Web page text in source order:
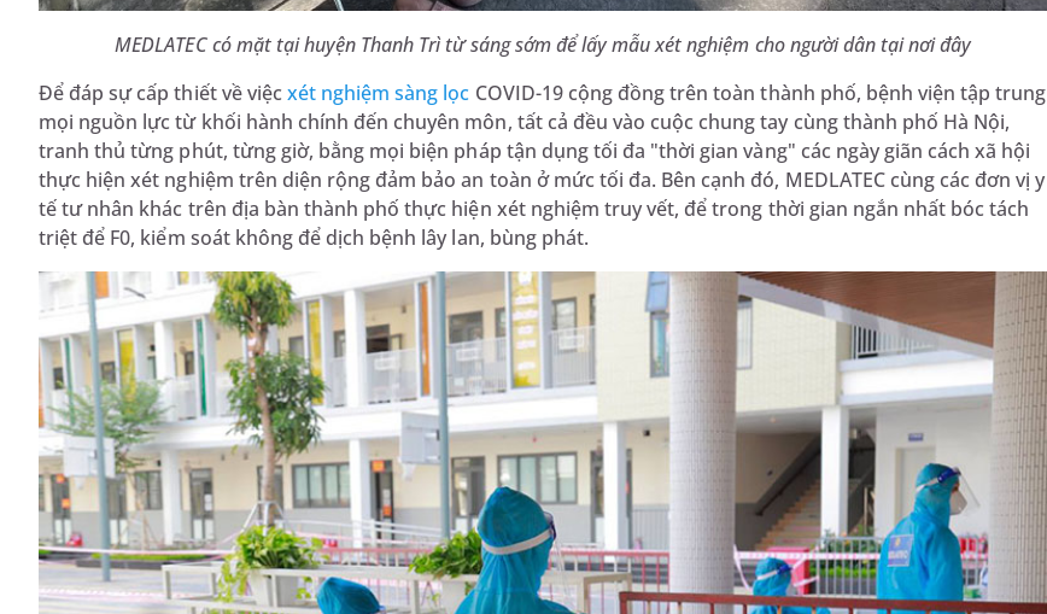
MEDLATEC có mặt tại huyện Thanh Trì từ sáng sớm để lấy mẫu xét nghiệm cho người dân tại nơi đây
Để đáp sự cấp thiết về việc xét nghiệm sàng lọc COVID-19 cộng đồng trên toàn thành phố, bệnh viện tập trung
mọi nguồn lực từ khối hành chính đến chuyên môn, tất cả đều vào cuộc chung tay cùng thành phố Hà Nội,
tranh thủ từng phút, từng giờ, bằng mọi biện pháp tận dụng tối đa "thời gian vàng" các ngày giãn cách xã hội
thực hiện xét nghiệm trên diện rộng đảm bảo an toàn ở mức tối đa. Bên cạnh đó, MEDLATEC cùng các đơn vị y
tế tư nhân khác trên địa bàn thành phố thực hiện xét nghiệm truy vết, để trong thời gian ngắn nhất bóc tách
triệt để F0, kiểm soát không để dịch bệnh lây lan, bùng phát.